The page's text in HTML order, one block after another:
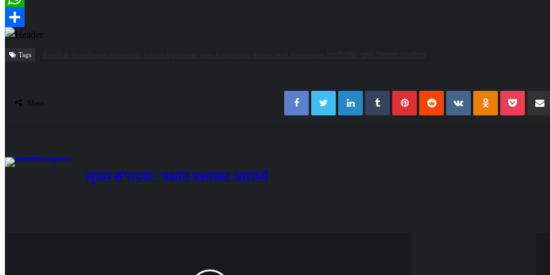
WhatsApp
Share
Tags
Share
FacebookTwitterLinkedInTumblrPinterestRedditVKontakteOdnoklassniki
Pocket
मुख्य संपादक : प्रशांत प्रभाकर आराध्ये